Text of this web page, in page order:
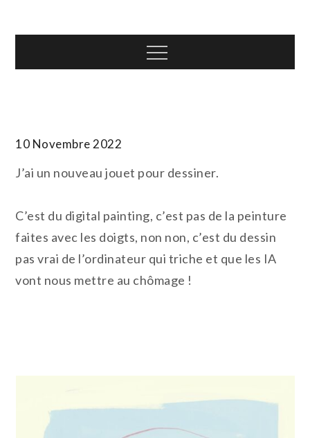
T.TOTH Menu
10 Novembre 2022
J’ai un nouveau jouet pour dessiner.
C’est du digital painting, c’est pas de la peinture
faites avec les doigts, non non, c’est du dessin
pas vrai de l’ordinateur qui triche et que les IA
vont nous mettre au chômage !